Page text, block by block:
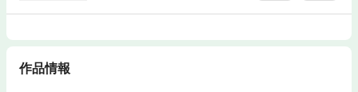
作品情報